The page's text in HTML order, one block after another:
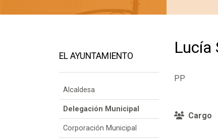
EL AYUNTAMIENTO
Alcaldesa
Delegación Municipal
Corporación Municipal
Lucía
PP
Cargo